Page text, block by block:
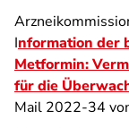
Information der
Metformin:
für die
Mail 2022-34